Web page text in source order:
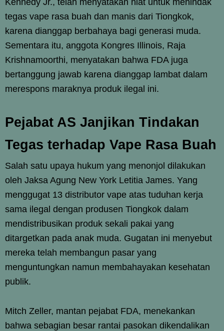
tegas vape rasa buah dan manis dari Tiongkok,
karena dianggap berbahaya bagi generasi muda.
Sementara itu, anggota Kongres Illinois, Raja
Krishnamoorthi, menyatakan bahwa FDA juga
bertanggung jawab karena dianggap lambat dalam
merespons maraknya produk ilegal ini.
Pejabat AS Janjikan Tindakan
Tegas terhadap Vape Rasa Buah
Salah satu upaya hukum yang menonjol dilakukan
oleh Jaksa Agung New York Letitia James. Yang
menggugat 13 distributor vape atas tuduhan kerja
sama ilegal dengan produsen Tiongkok dalam
mendistribusikan produk sekali pakai yang
ditargetkan pada anak muda. Gugatan ini menyebut
mereka telah membangun pasar yang
menguntungkan namun membahayakan kesehatan
publik.
Mitch Zeller, mantan pejabat FDA, menekankan
bahwa sebagian besar rantai pasokan dikendalikan